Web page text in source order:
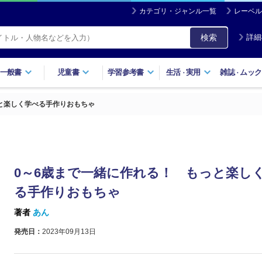
カテゴリ・ジャンル一覧 レーベ
検索 詳
一般書 児童書 学習参考書 生活・実用 雑誌・ ムック
しく学べる手作りおもちゃ
0～6歳まで一緒に作れる！ もっと楽し
る手作りおもちゃ
著者 あん
発売日： 2023年09月13日